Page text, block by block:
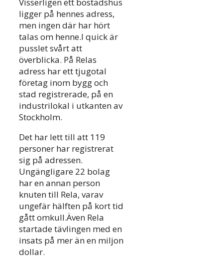
ligger på hennes adress,
men ingen där har hört
talas om henne.I quick är
pusslet svårt att
överblicka. På Relas
adress har ett tjugotal
företag inom bygg och
stad registrerade, på en
industrilokal i utkanten av
Stockholm.
Det har lett till att 119
personer har registrerat
sig på adressen.
Ungängligare 22 bolag
har en annan person
knuten till Rela, varav
ungefär hälften på kort tid
gått omkull.Även Rela
startade tävlingen med en
insats på mer än en miljon
dollar.